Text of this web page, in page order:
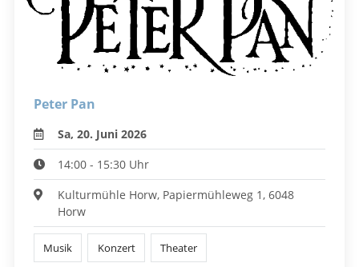
Peter Pan
Sa, 20. Juni 2026
14:00 - 15:30 Uhr
Kulturmühle Horw, Papiermühleweg 1, 6048
Horw
Musik Konzert Theater